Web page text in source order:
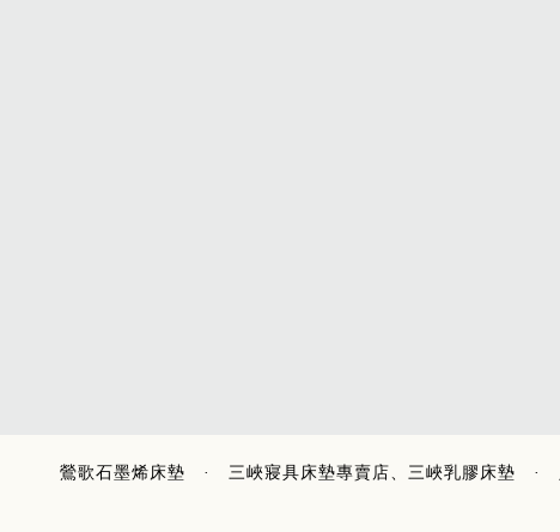
鶯歌石墨烯床墊 · 三峽寢具床墊專賣店、三峽乳膠床墊 ·